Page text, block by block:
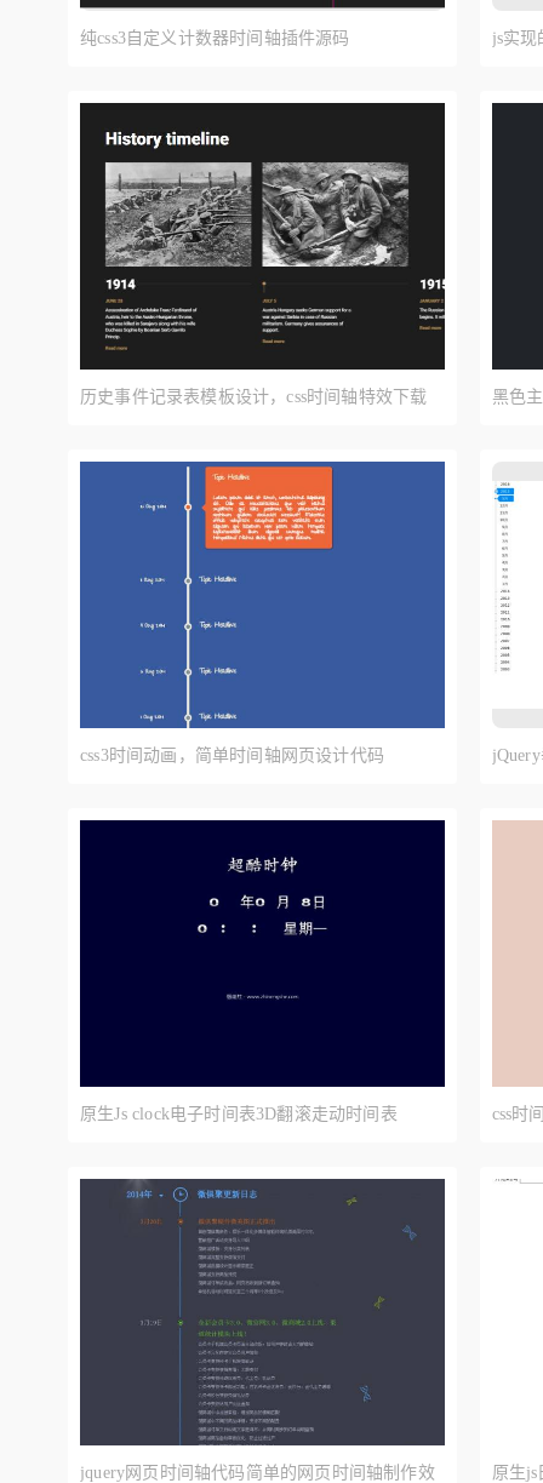
纯css3自定义计数器时间轴插件源码 js实
历史事件记录表模板设计，css时间轴特效下载 黑色
css3时间动画，简单时间轴网页设计代码
原生Js clock电子时间表3D翻滚走动时间表 css时
jquery网页时间轴代码简单的网页时间轴制作效 原生